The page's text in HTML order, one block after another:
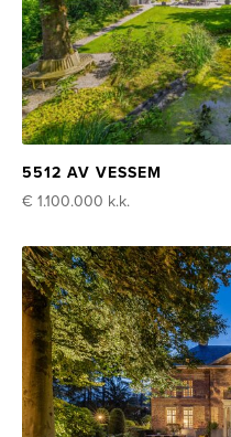
5512 AV VESSEM
€ 1.100.000 k.k.